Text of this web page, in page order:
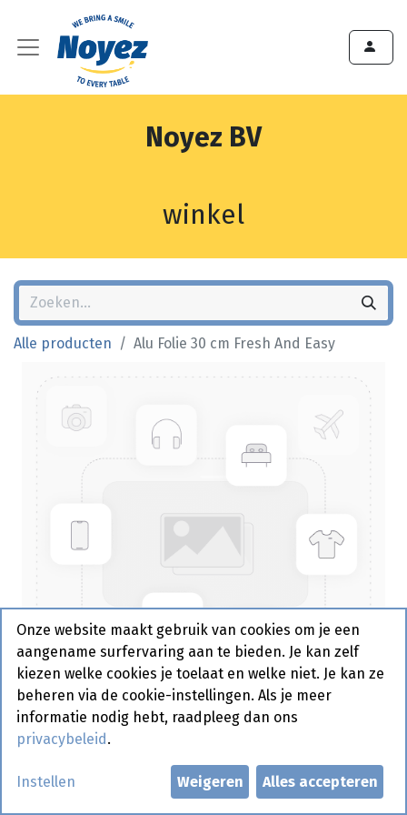
Noyez BV
winkel
Alle producten Alu Folie 30 cm Fresh And Easy
Alu Folie 30 cm Fresh And Easy
Actief
Onze website maakt gebruik van cookies om je een
aangename surfervaring aan te bieden. Je kan zelf
kiezen welke cookies je toelaat en welke niet. Je kan ze
beheren via de cookie-instellingen. Als je meer
informatie nodig hebt, raadpleeg dan ons
privacybeleid .
Instellen Weigeren Alles accepteren